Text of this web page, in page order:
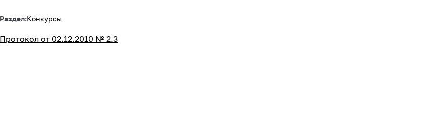
Раздел:Конкурсы
Протокол от 02.12.2010 № 2.3